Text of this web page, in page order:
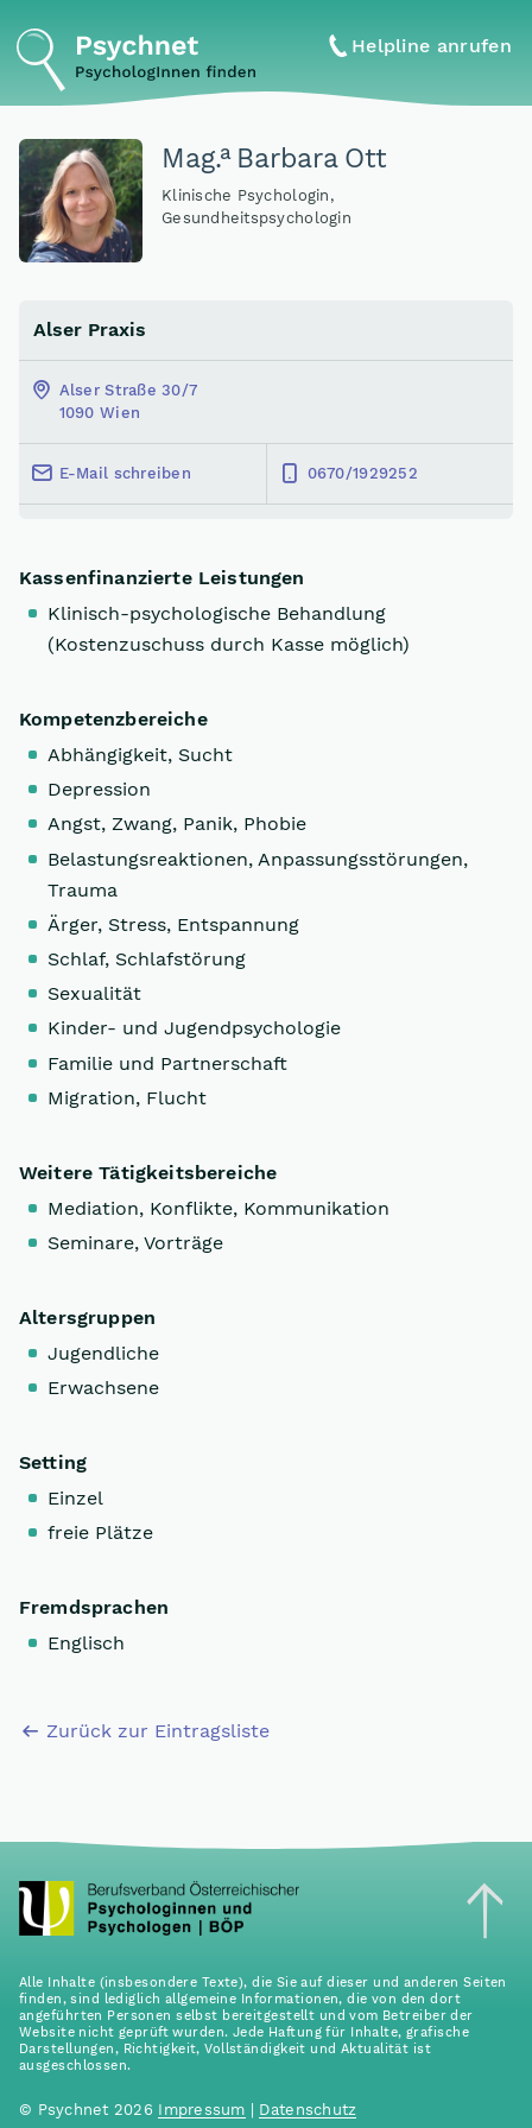
Helpline anrufen
Mag.aBarbara Ott
Klinische Psychologin,
Gesundheitspsychologin
Alser Praxis
Alser Straße 30/7
1090 Wien
E-Mail schreiben 0670/1929252
Kassenfinanzierte Leistungen
Klinisch-psychologische Behandlung
(Kostenzuschuss durch Kasse möglich)
Kompetenzbereiche
Abhängigkeit, Sucht
Depression
Angst, Zwang, Panik, Phobie
Belastungsreaktionen, Anpassungsstörungen,
Trauma
Ärger, Stress, Entspannung
Schlaf, Schlafstörung
Sexualität
Kinder- und Jugendpsychologie
Familie und Partnerschaft
Migration, Flucht
Weitere Tätigkeitsbereiche
Mediation, Konflikte, Kommunikation
Seminare, Vorträge
Altersgruppen
Jugendliche
Erwachsene
Setting
Einzel
freie Plätze
Fremdsprachen
Englisch
Zurück zur Eintragsliste
Alle Inhalte (insbesondere Texte), die Sie auf dieser und anderen Seiten
finden, sind lediglich allgemeine Informationen, die von den dort
angeführten Personen selbst bereitgestellt und vom Betreiber der
Website nicht geprüft wurden. Jede Haftung für Inhalte, grafische
Darstellungen, Richtigkeit, Vollständigkeit und Aktualität ist
ausgeschlossen.
© Psychnet 2026 Impressum Datenschutz